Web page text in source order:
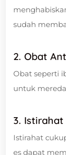
sudah
2. Obat
Obat seperti
untuk
3. Istirahat
Istirahat
es dapat